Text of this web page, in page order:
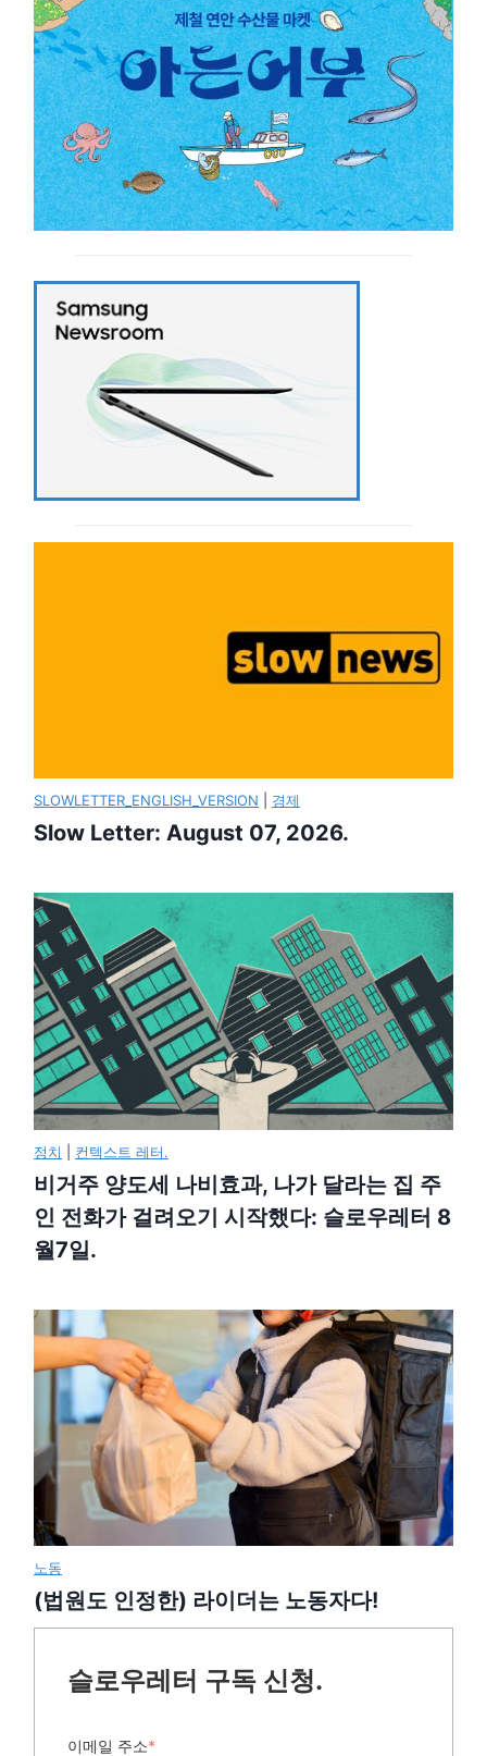
SLOWLETTER_ENGLISH_VERSION 경제
Slow Letter: August 07, 2026.
정치 컨텍스트 레터.
비거주 양도세 나비효과, 나가 달라는 집 주
인 전화가 걸려오기 시작했다: 슬로우레터 8
월7일.
노동
(법원도 인정한) 라이더는 노동자다!
슬로우레터 구독 신청.
이메일 주소*